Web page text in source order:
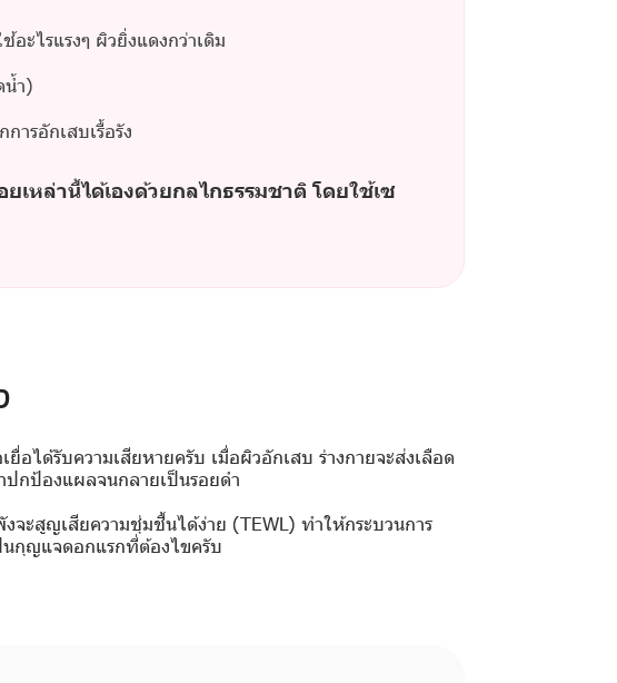
ะไรแรงๆ ผิวยิ่งแดงกว่าเดิม
น้ำ)
ารอักเสบเรื้อรัง
เหล่านี้ได้เองด้วยกลไกธรรมชาติ โดยใช้เซ
อได้รับความเสียหายครับ เมื่อผิวอักเสบ ร่างกายจะส่งเลือด
ปกป้องแผลจนกลายเป็นรอยดำ
ะสูญเสียความชุ่มชื้นได้ง่าย (TEWL) ทำให้กระบวนการ
กุญแจดอกแรกที่ต้องไขครับ